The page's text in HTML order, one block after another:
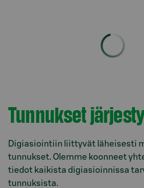
Tunnukset
Digiasiointiin liittyvät läheisesti
tunnukset. Olemme koonneet
tiedot kaikista digiasioinnissa
tunnuksista.